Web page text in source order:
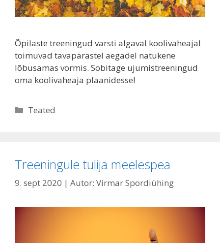
Õpilaste treeningud varsti algaval koolivaheajal
toimuvad tavapärastel aegadel natukene
lõbusamas vormis. Sobitage ujumistreeningud
oma koolivaheaja plaanidesse!
Rubriigid
Teated
Treeningule tulija meelespea
9. sept 2020 | Autor: Virmar Spordiühing